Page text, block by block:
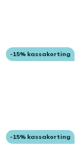
-15% kassakorting
-15% kassakorting